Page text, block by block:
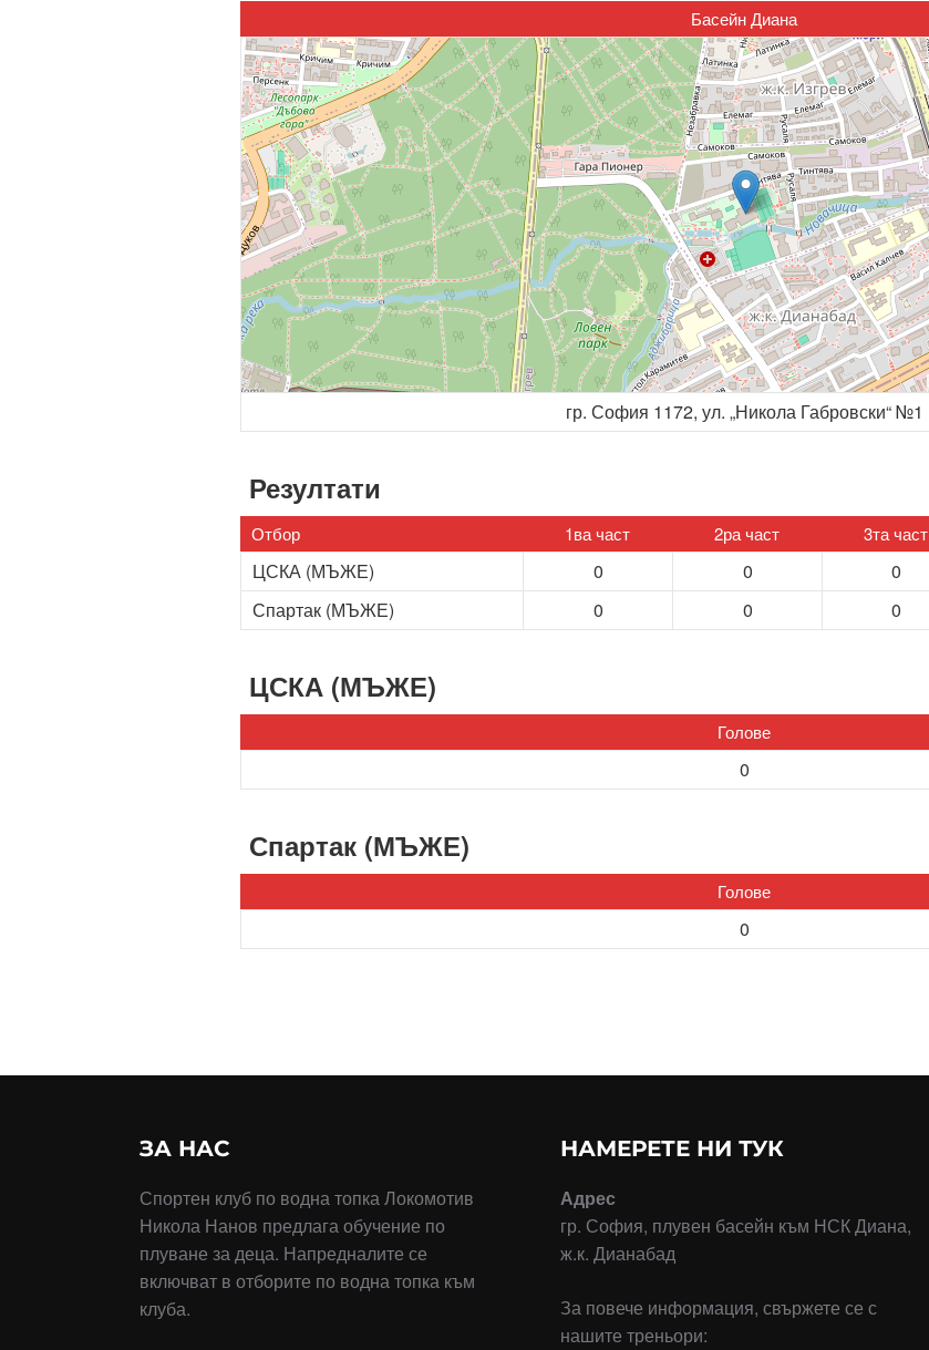
Басейн Диана
гр. София 1172, ул. „Никола Габровски“ №1
Резултати
Отбор 1ва част 2ра част 3та част
ЦСКА (МЪЖЕ) 0 0 0
Спартак (МЪЖЕ)
0 0 0
ЦСКА (МЪЖЕ)
Голове
0
Спартак (МЪЖЕ)
Голове
0
ЗА НАС
Спортен клуб по водна топка Локомотив
Никола Нанов предлага обучение по
плуване за деца. Напредналите се
включват в отборите по водна топка към
клуба.
НАМЕРЕТЕ НИ ТУК
Адрес
гр. София, плувен басейн към НСК Диана,
ж.к. Дианабад
За повече информация, свържете се с
нашите треньори: